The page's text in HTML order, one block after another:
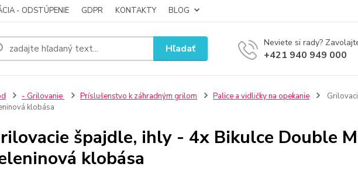
- ODSTÚPENIE GDPR KONTAKTY BLOG
Hľadať Neviete si rady?
+421 940 949 000
- Grilovanie Príslušenstvo k záhradným grilom Palice a vidličky na opekanie
klobása
špajdle, ihly - 4x Bikulce Double
klobása